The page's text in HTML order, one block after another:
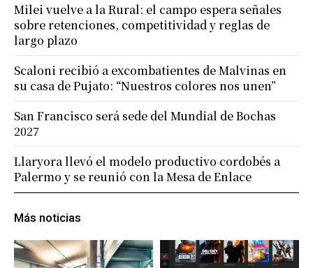
Más noticias
Milei vuelve a la Rural: el campo espera señales
sobre retenciones, competitividad y reglas de
largo plazo
Scaloni recibió a excombatientes de Malvinas en
su casa de Pujato: “Nuestros colores nos unen”
San Francisco será sede del Mundial de Bochas
2027
Llaryora llevó el modelo productivo cordobés a
Palermo y se reunió con la Mesa de Enlace